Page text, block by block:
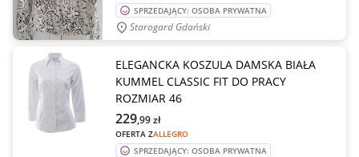
SPRZEDAJĄCY: OSOBA PRYWATNA
Starogard Gdański
ELEGANCKA KOSZULA DAMSKA BIAŁA
KUMMEL CLASSIC FIT DO PRACY
ROZMIAR 46
OFERTA ZALLEGRO
229,99zł
SPRZEDAJĄCY: OSOBA PRYWATNA